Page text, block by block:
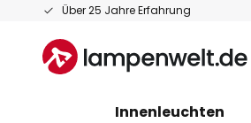
Über 25 Jahre Erfahrung
Zum
springen
Innenleuchten